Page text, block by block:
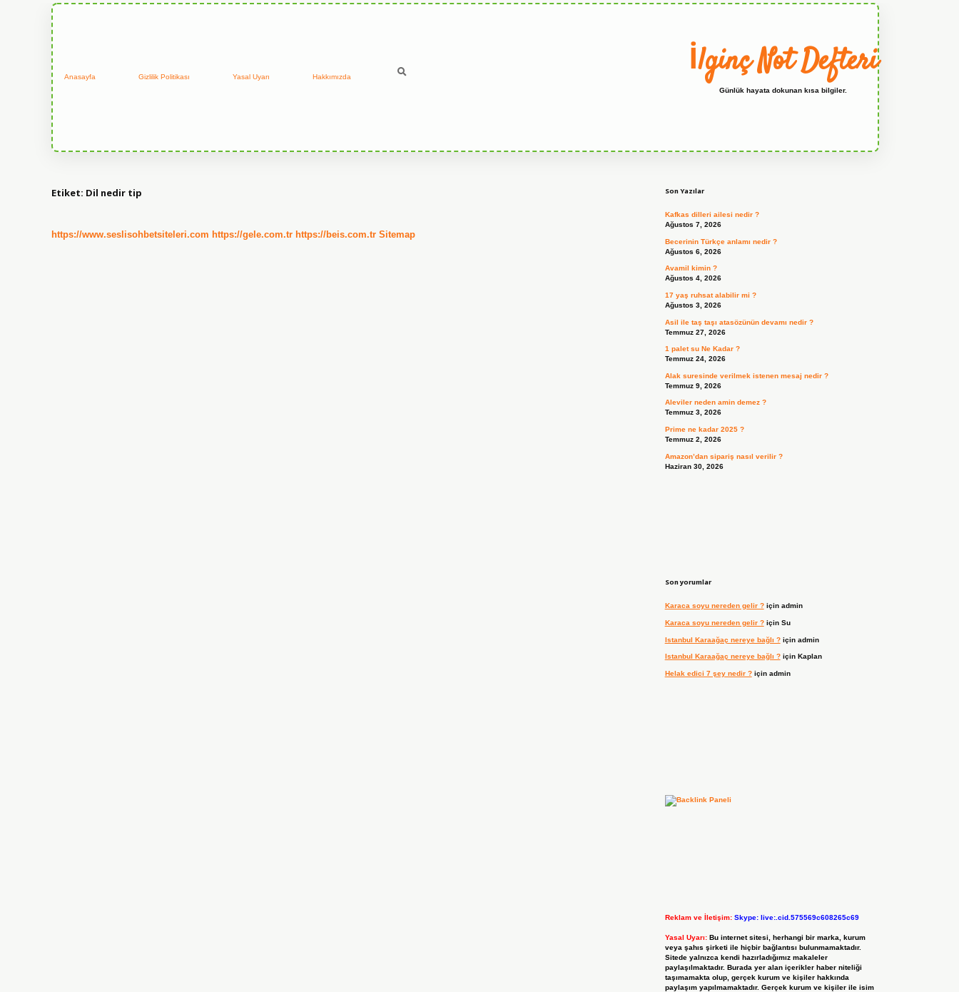
Anasayfa Gizlilik Politikası Yasal Uyarı Hakkımızda İlginç Not Defteri
Günlük hayata dokunan kısa bilgiler.
Etiket: Dil nedir tip
https://www.seslisohbetsiteleri.com https://gele.com.tr https://beis.com.tr Sitemap
Son Yazılar
Kafkas dilleri ailesi nedir ?
Ağustos 7, 2026
Becerinin Türkçe anlamı nedir ?
Ağustos 6, 2026
Avamil kimin ?
Ağustos 4, 2026
17 yaş ruhsat alabilir mi ?
Ağustos 3, 2026
Asil ile taş taşı atasözünün devamı nedir ?
Temmuz 27, 2026
1 palet su Ne Kadar ?
Temmuz 24, 2026
Alak suresinde verilmek istenen mesaj nedir ?
Temmuz 9, 2026
Aleviler neden amin demez ?
Temmuz 3, 2026
Prime ne kadar 2025 ?
Temmuz 2, 2026
Amazon’dan sipariş nasıl verilir ?
Haziran 30, 2026
Son yorumlar
Karaca soyu nereden gelir ?için admin
Karaca soyu nereden gelir ?için Su
Istanbul Karaağaç nereye bağlı ?için admin
Istanbul Karaağaç nereye bağlı ?için Kaplan
Helak edici 7 şey nedir ?için admin
Reklam ve İletişim: Skype: live:.cid.575569c608265c69
Yasal Uyarı: Bu internet sitesi, herhangi bir marka, kurum
veya şahıs şirketi ile hiçbir bağlantısı bulunmamaktadır.
Sitede yalnızca kendi hazırladığımız makaleler
paylaşılmaktadır. Burada yer alan içerikler haber niteliği
taşımamakta olup, gerçek kurum ve kişiler hakkında
paylaşım yapılmamaktadır. Gerçek kurum ve kişiler ile isim